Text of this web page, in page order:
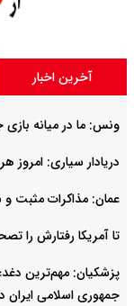
آخرین اخبار
ونس: ما در میانه
دریادار سیاری:
عمان: مذاکرات مثبت و
تا آمریکا رفتارش را
پزشکیان: مهم‌ترین
جمهوری اسلامی ایران